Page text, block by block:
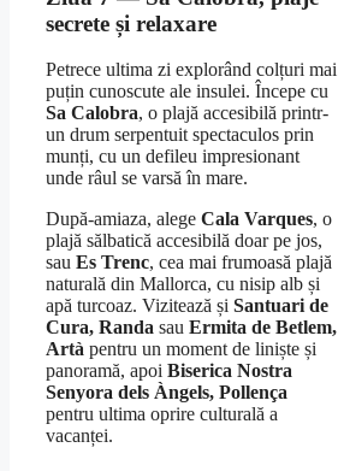
secrete și relaxare
Petrece ultima zi explorând colțuri mai
puțin cunoscute ale insulei. Începe cu
Sa Calobra, o plajă accesibilă printr-
un drum serpentuit spectaculos prin
munți, cu un defileu impresionant
unde râul se varsă în mare.
După-amiaza, alege Cala Varques, o
plajă sălbatică accesibilă doar pe jos,
sau Es Trenc, cea mai frumoasă plajă
naturală din Mallorca, cu nisip alb și
apă turcoaz. Vizitează și Santuari de
Cura, Randa sau Ermita de Betlem,
Artà pentru un moment de liniște și
panoramă, apoi Biserica Nostra
Senyora dels Àngels, Pollença
pentru ultima oprire culturală a
vacanței.